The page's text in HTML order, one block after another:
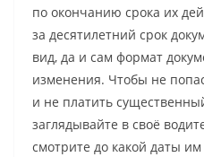
по окончанию срока их
за десятилетний срок
вид, да и сам формат
изменения. Чтобы не
и не платить
заглядывайте в своё
смотрите до какой даты